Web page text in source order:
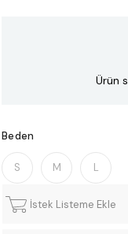
Ürün
Beden
S M L
İstek Listeme Ekle